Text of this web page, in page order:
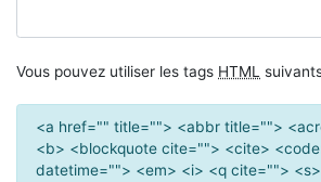
Vous pouvez utiliser les tags HTML
<a href="" title=""> <abbr title="">
<b> <blockquote cite=""> <cite>
datetime=""> <em> <i> <q cite="">